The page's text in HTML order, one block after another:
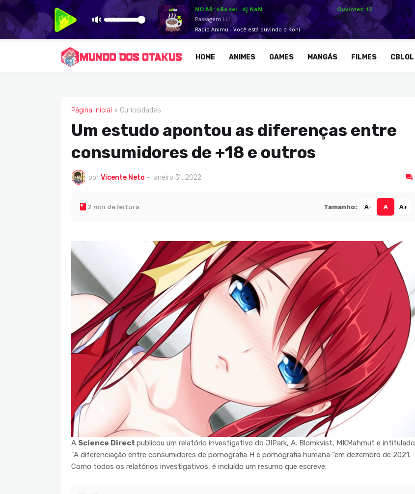
HOME ANIMES GAMES MANGÁS FILMES CBLOL
Página inicial Curiosidades
CURIOSIDADES
Um estudo apontou as diferenças entre
consumidores de +18 e outros
por Vicente Neto - janeiro 31, 2022
2 min de leitura Tamanho: A- A A+
A Science Direct publicou um relatório investigativo do JIPark, A. Blomkvist, MKMahmut e intitulado
"A diferenciação entre consumidores de pornografia H e pornografia humana “em dezembro de 2021.
Como todos os relatórios investigativos, é incluído um resumo que escreve: